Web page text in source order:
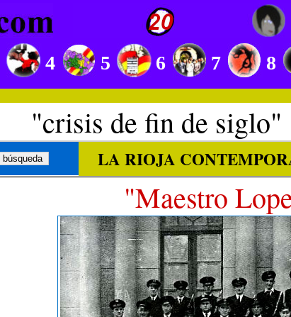
4 5 6 7 8
"crisis de fin de siglo"
LA RIOJA
"Maestro